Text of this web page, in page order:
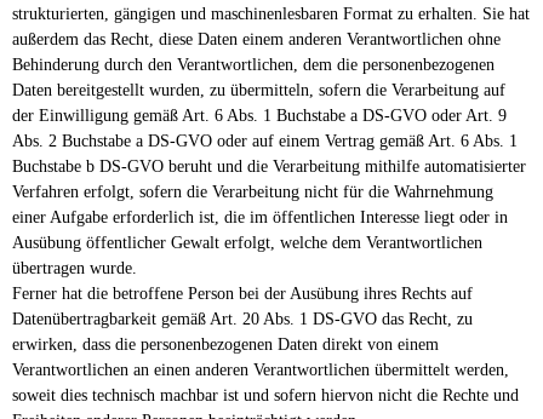
strukturierten, gängigen und maschinenlesbaren Format zu erhalten. Sie hat
außerdem das Recht, diese Daten einem anderen Verantwortlichen ohne
Behinderung durch den Verantwortlichen, dem die personenbezogenen
Daten bereitgestellt wurden, zu übermitteln, sofern die Verarbeitung auf
der Einwilligung gemäß Art. 6 Abs. 1 Buchstabe a DS-GVO oder Art. 9
Abs. 2 Buchstabe a DS-GVO oder auf einem Vertrag gemäß Art. 6 Abs. 1
Buchstabe b DS-GVO beruht und die Verarbeitung mithilfe automatisierter
Verfahren erfolgt, sofern die Verarbeitung nicht für die Wahrnehmung
einer Aufgabe erforderlich ist, die im öffentlichen Interesse liegt oder in
Ausübung öffentlicher Gewalt erfolgt, welche dem Verantwortlichen
übertragen wurde.
Ferner hat die betroffene Person bei der Ausübung ihres Rechts auf
Datenübertragbarkeit gemäß Art. 20 Abs. 1 DS-GVO das Recht, zu
erwirken, dass die personenbezogenen Daten direkt von einem
Verantwortlichen an einen anderen Verantwortlichen übermittelt werden,
soweit dies technisch machbar ist und sofern hiervon nicht die Rechte und